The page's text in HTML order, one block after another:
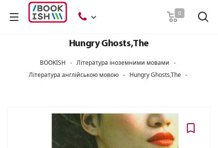
0
Hungry Ghosts,The
BOOKISH - Література іноземними мовами -
Література англійською мовою - Hungry Ghosts,The -